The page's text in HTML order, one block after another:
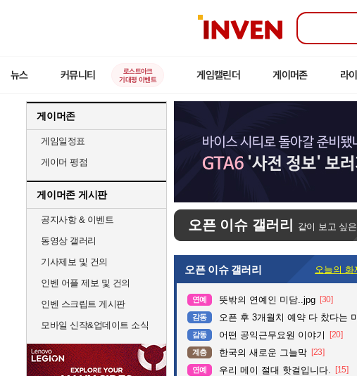
인
뉴스 커뮤니티
로스트아크
기대평 이벤트
게임캘린더 게이머존 라
게이머존
게임일정표
게이머 평점
게이머존 게시판
공지사항 & 이벤트
동영상 갤러리
기사제보 및 건의
인벤 어플 제보 및 건의
인벤 스크립트 게시판
모바일 신작&업데이트 소식
오픈 이슈 갤러리 같이 보고 싶
오픈 이슈 갤러리 오늘의 화
연예 뜻밖의 연예인 미담..jpg [30]
감동 오픈 후 3개월치 예약 다 찼다는
감동 어떤 공익근무요원 이야기 [20]
계층 한국의 새로운 그늘막 [23]
연예 우리 메이 절대 핫걸입니다. [15]